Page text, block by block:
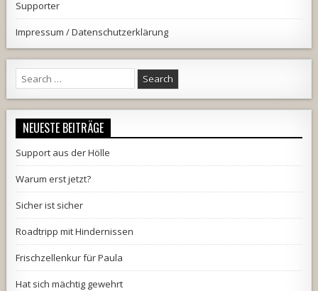
Supporter
Impressum / Datenschutzerklärung
Search
for:
NEUESTE BEITRÄGE
Support aus der Hölle
Warum erst jetzt?
Sicher ist sicher
Roadtripp mit Hindernissen
Frischzellenkur für Paula
Hat sich mächtig gewehrt